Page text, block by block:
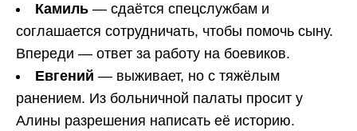
Камиль — сдаётся спецслужбам и
соглашается сотрудничать, чтобы помочь сыну.
Впереди — ответ за работу на боевиков.
Евгений — выживает, но с тяжёлым
ранением. Из больничной палаты просит у
Алины разрешения написать её историю.